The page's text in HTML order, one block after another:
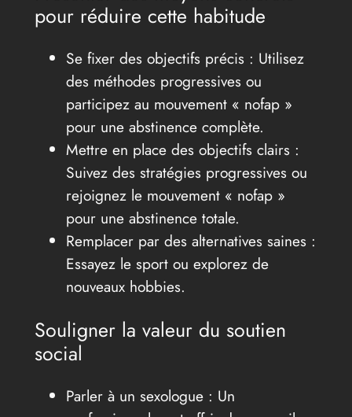
pour réduire cette habitude
Se fixer des objectifs précis : Utilisez
des méthodes progressives ou
participez au mouvement « nofap »
pour une abstinence complète.
Mettre en place des objectifs clairs :
Suivez des stratégies progressives ou
rejoignez le mouvement « nofap »
pour une abstinence totale.
Remplacer par des alternatives saines :
Essayez le sport ou explorez de
nouveaux hobbies.
Souligner la valeur du soutien
social
Parler à un sexologue : Un